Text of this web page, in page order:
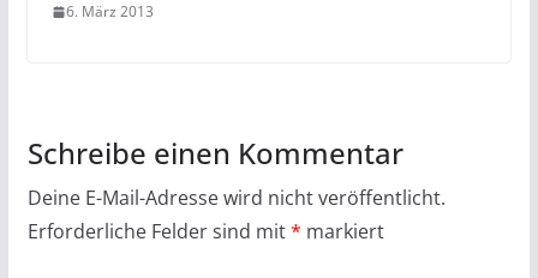
6. März 2013
Schreibe einen Kommentar
Deine E-Mail-Adresse wird nicht veröffentlicht.
Erforderliche Felder sind mit* markiert